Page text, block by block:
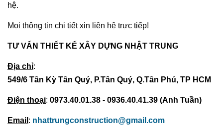
hệ.
Mọi thông tin chi tiết xin liên hệ trực tiếp!
TƯ VẤN THIẾT KẾ XÂY DỰNG NHẬT TRUNG
Địa chỉ:
549/6 Tân Kỳ Tân Quý, P.Tân Quý, Q.Tân Phú, TP HCM
Điện thoại: 0973.40.01.38 - 0936.40.41.39 (Anh Tuần)
Email : nhattrungconstruction@gmail.com